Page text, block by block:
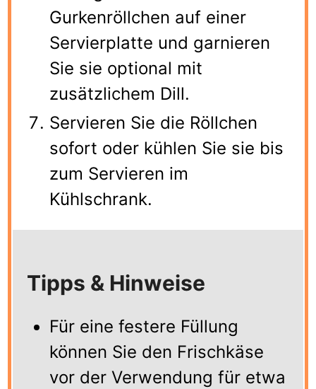
Gurkenröllchen auf einer
Servierplatte und garnieren
Sie sie optional mit
zusätzlichem Dill.
Servieren Sie die Röllchen
sofort oder kühlen Sie sie bis
zum Servieren im
Kühlschrank.
Tipps & Hinweise
Für eine festere Füllung
können Sie den Frischkäse
vor der Verwendung für etwa